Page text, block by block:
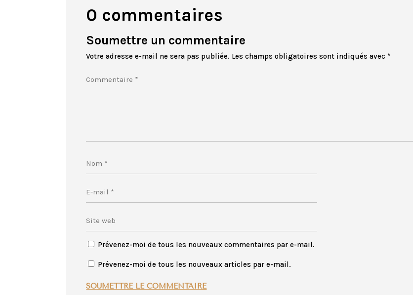
0 commentaires
Soumettre un commentaire
Votre adresse e-mail ne sera pas publiée. Les champs obligatoires sont indiqués avec *
Prévenez-moi de tous les nouveaux commentaires par e-mail.
Prévenez-moi de tous les nouveaux articles par e-mail.
SOUMETTRE LE COMMENTAIRE